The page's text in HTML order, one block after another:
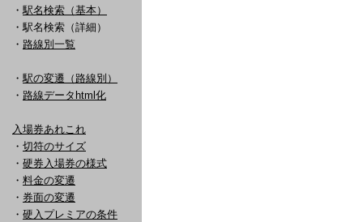
・ 駅名検索（基本）
・駅名検索（詳細）
・ 路線別一覧
・ 駅の変遷（路線別）
・ 路線データhtml化
入場券あれこれ
・ 切符のサイズ
・ 硬券入場券の様式
・ 料金の変遷
・ 券面の変遷
・ 硬入プレミアの条件